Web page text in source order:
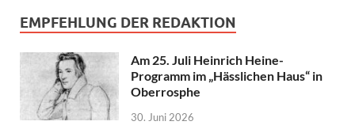
EMPFEHLUNG DER REDAKTION
Am 25. Juli Heinrich Heine-
Programm im „Hässlichen Haus“ in
Oberrosphe
30. Juni 2026